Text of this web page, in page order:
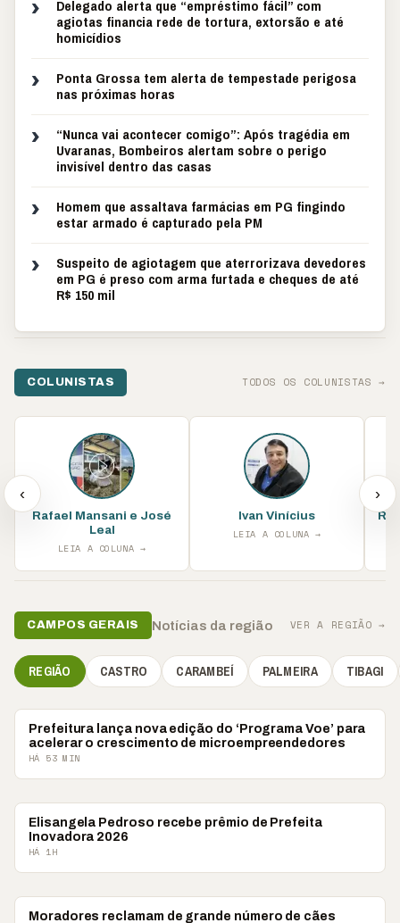
›
Delegado alerta que “empréstimo fácil” com
agiotas financia rede de tortura, extorsão e até
homicídios
›
Ponta Grossa tem alerta de tempestade perigosa
nas próximas horas
›
“Nunca vai acontecer comigo”: Após tragédia em
Uvaranas, Bombeiros alertam sobre o perigo
invisível dentro das casas
›
Homem que assaltava farmácias em PG fingindo
estar armado é capturado pela PM
›
Suspeito de agiotagem que aterrorizava devedores
em PG é preso com arma furtada e cheques de até
R$ 150 mil
COLUNISTAS TODOS OS COLUNISTAS →
‹
Rafael Mansani e José
Leal
LEIA A COLUNA →
Ivan Vinícius
LEIA A COLUNA →
›
CAMPOS GERAIS Notícias da região VER A REGIÃO →
REGIÃO CASTRO CARAMBEÍ PALMEIRA TIBAGI
PONTA GROSSA
Prefeitura lança nova edição do ‘Programa Voe’ para
acelerar o crescimento de microempreendedores
HÁ 53 MIN
CARAMBEÍ
Elisangela Pedroso recebe prêmio de Prefeita
Inovadora 2026
HÁ 1H
POLÍTICA
Moradores reclamam de grande número de cães